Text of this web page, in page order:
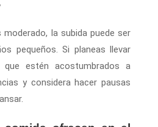
moderado, la subida puede ser
pequeños. Si planeas llevar
que estén acostumbrados a
y considera hacer pausas